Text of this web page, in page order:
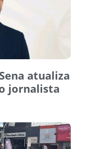
atualiza
jornalista